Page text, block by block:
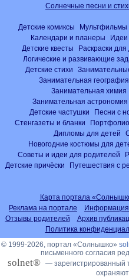
Солнечные песни и
Детские комиксы Мультфильмы
Календари и планеры
Идеи
Детские квесты
Раскраски для
Логические и развивающие
Детские стихи
Занимательная география
Занимательная химия
Занимательная астрономия
Детские частушки
Песни с
Стенгазеты и бланки
Дипломы для детей
Новогодние костюмы для
Советы и идеи для родителей
Детские причёски
Путешествия с
Карта портала
Реклама на портале
Информация
Отзывы родителей
Архив
Политика
© 1999-2026, портал «Солнышко»
письменного согласия
solnet® — зарегистрированный